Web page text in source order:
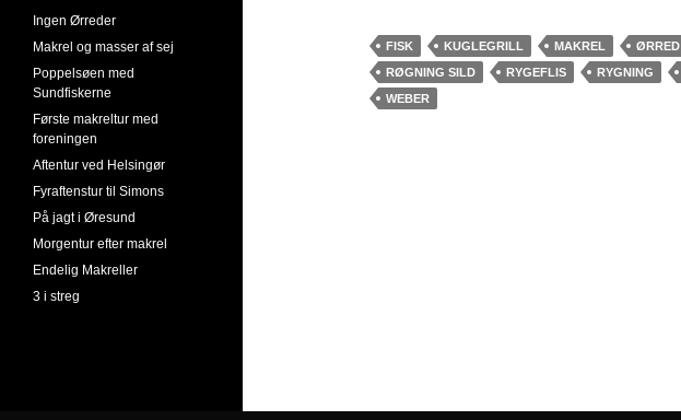
FISK KUGLEGRILL MAKREL ØRRED
RØGNING SILD
RYGEFLIS RYGNING
WEBER
Ingen Ørreder
Makrel og masser af sej
Poppelsøen med
Sundfiskerne
Første makreltur med
foreningen
Aftentur ved Helsingør
Fyraftenstur til Simons
På jagt i Øresund
Morgentur efter makrel
Endelig Makreller
3 i streg